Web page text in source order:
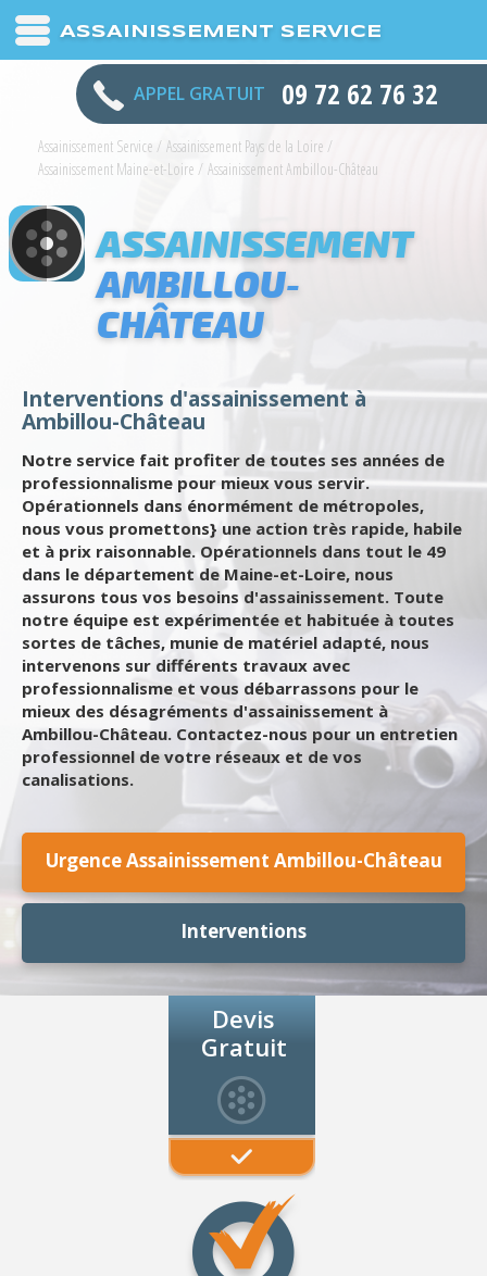
ASSAINISSEMENT SERVICE
APPEL GRATUIT 09 72 62 76 32
Assainissement Service / Assainissement Pays de la Loire /
Assainissement Maine-et-Loire / Assainissement Ambillou-Château
ASSAINISSEMENT
AMBILLOU-
CHÂTEAU
Interventions d'assainissement à
Ambillou-Château
Notre service fait profiter de toutes ses années de
professionnalisme pour mieux vous servir.
Opérationnels dans énormément de métropoles,
nous vous promettons} une action très rapide, habile
et à prix raisonnable. Opérationnels dans tout le 49
dans le département de Maine-et-Loire, nous
assurons tous vos besoins d'assainissement. Toute
notre équipe est expérimentée et habituée à toutes
sortes de tâches, munie de matériel adapté, nous
intervenons sur différents travaux avec
professionnalisme et vous débarrassons pour le
mieux des désagréments d'assainissement à
Ambillou-Château. Contactez-nous pour un entretien
professionnel de votre réseaux et de vos
canalisations.
Urgence Assainissement Ambillou-Château
Interventions
Devis
Gratuit